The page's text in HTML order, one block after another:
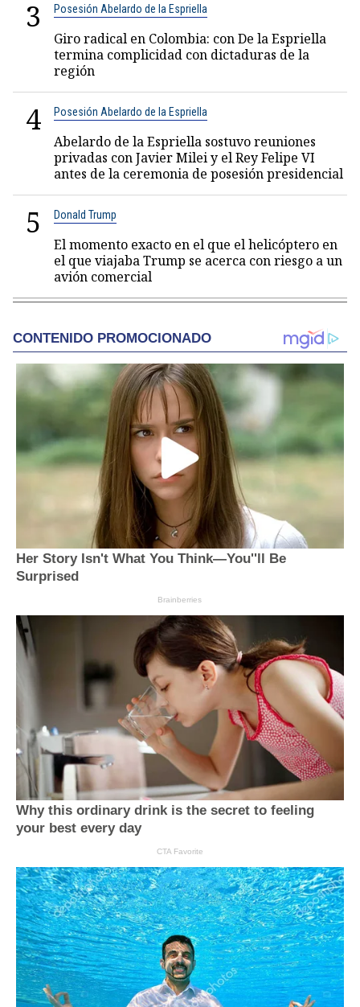
3 Posesión Abelardo de la Espriella
Giro radical en Colombia: con De la Espriella
termina complicidad con dictaduras de la
región
4 Posesión Abelardo de la Espriella
Abelardo de la Espriella sostuvo reuniones
privadas con Javier Milei y el Rey Felipe VI
antes de la ceremonia de posesión presidencial
5 Donald Trump
El momento exacto en el que el helicóptero en
el que viajaba Trump se acerca con riesgo a un
avión comercial